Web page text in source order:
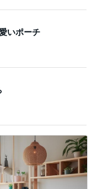
いポーチ